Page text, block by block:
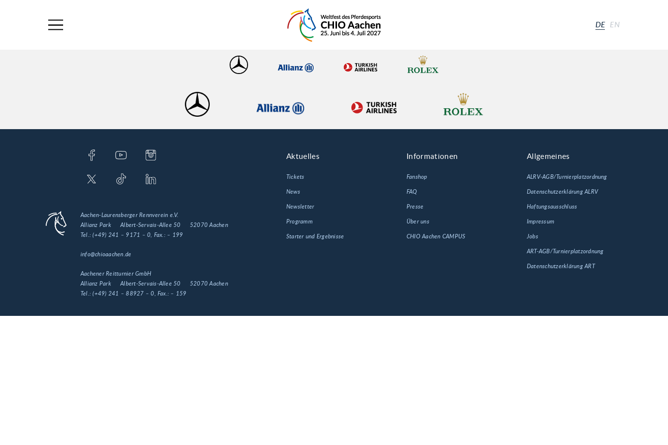
DE EN
Aktuelles
Tickets
News
Newsletter
Programm
Starter und Ergebnisse
Informationen
Fanshop
FAQ
Presse
Über uns
CHIO Aachen CAMPUS
Allgemeines
ALRV-AGB/Turnierplatzordnung
Datenschutzerklärung ALRV
Haftungsausschluss
Impressum
Jobs
ART-AGB/Turnierplatzordnung
Datenschutzerklärung ART
Aachen-Laurensberger Rennverein e.V.
Allianz Park
Albert-Servais-Allee 50
52070 Aachen
Tel.:(+49) 241 – 9171 – 0 , Fax.: – 199
info@chioaachen.de
Aachener Reitturnier GmbH
Allianz Park
Albert-Servais-Allee 50
52070 Aachen
Tel.:(+49) 241 – 88927 – 0 , Fax.: – 159